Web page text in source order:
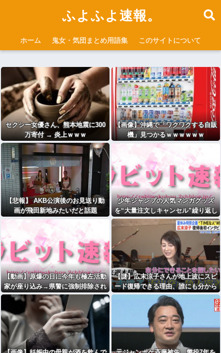
ふよふよ速報。
ホーム 鬼女・気団まとめ用語集 このサイトについて
セクシー女優さん、熊本地震に300
万寄付 → 炎上ｗｗｗ
【画像】沖縄で「ワクワクする自販
機」見つかるｗｗｗｗｗｗ
【悲報】 AKB公演後のお見送り動
画が飛田新地みたいだと話題
に・・・
少年ジャンプの人気マンガグッズ
を“大量注文しキャンセル”繰り返し
たか 女逮捕 総額43億円以上
【動画】原爆の日に今年も極左活動
家が座り込み→県警に強制排除され
る動画が話題に
【謎】広末涼子さんが地上波にスピ
ード復帰できる理由、誰にも分から
ない・・・